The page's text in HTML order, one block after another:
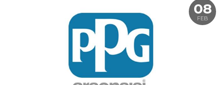
08
FEB